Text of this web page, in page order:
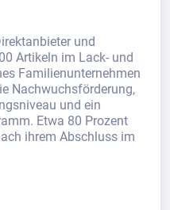
und
Artikeln im Lack- und
Familienunternehmen
Nachwuchsförderung,
und ein
Etwa 80 Prozent
ihrem Abschluss im